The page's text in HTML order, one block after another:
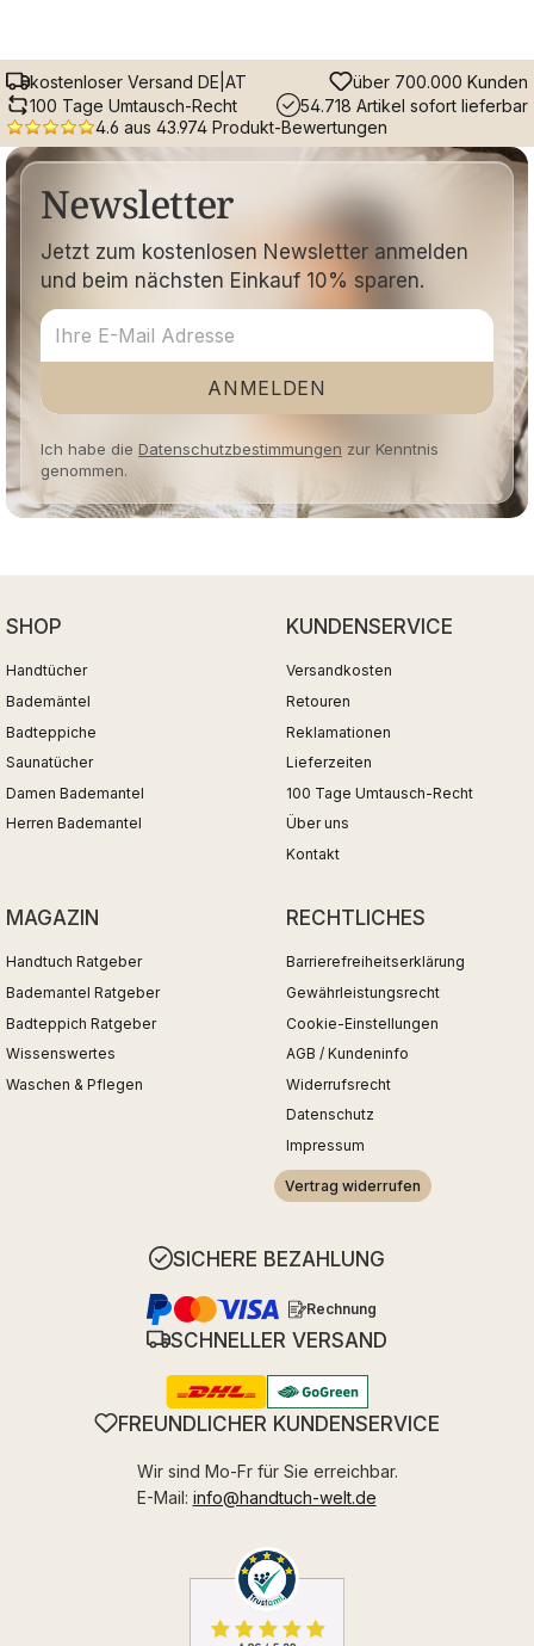
kostenloser Versand DE|AT
über 700.000 Kunden
100 Tage Umtausch-Recht
54.718 Artikel sofort lieferbar
4.6 aus 43.974 Produkt-Bewertungen
Newsletter
Jetzt zum kostenlosen Newsletter anmelden
und beim nächsten Einkauf 10% sparen.
ANMELDEN
Ich habe die Datenschutzbestimmungen zur Kenntnis
genommen.
SHOP
Handtücher
Bademäntel
Badteppiche
Saunatücher
Damen Bademantel
Herren Bademantel
KUNDENSERVICE
Versandkosten
Retouren
Reklamationen
Lieferzeiten
100 Tage Umtausch-Recht
Über uns
Kontakt
MAGAZIN
Handtuch Ratgeber
Bademantel Ratgeber
Badteppich Ratgeber
Wissenswertes
Waschen & Pflegen
RECHTLICHES
Barrierefreiheitserklärung
Gewährleistungsrecht
Cookie-Einstellungen
AGB / Kundeninfo
Widerrufsrecht
Datenschutz
Impressum
Vertrag widerrufen
SICHERE BEZAHLUNG
Rechnung
SCHNELLER VERSAND
FREUNDLICHER KUNDENSERVICE
Wir sind Mo-Fr für Sie erreichbar.
E-Mail: info@handtuch-welt.de